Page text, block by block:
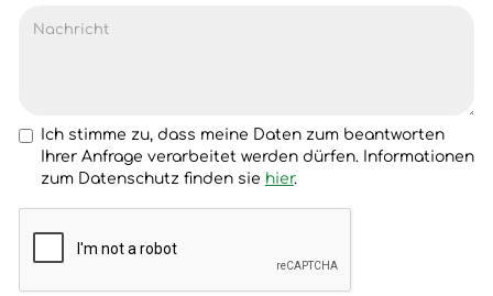
Ich stimme zu, dass meine Daten zum beantworten
Ihrer Anfrage verarbeitet werden dürfen. Informationen
zum Datenschutz finden sie hier.